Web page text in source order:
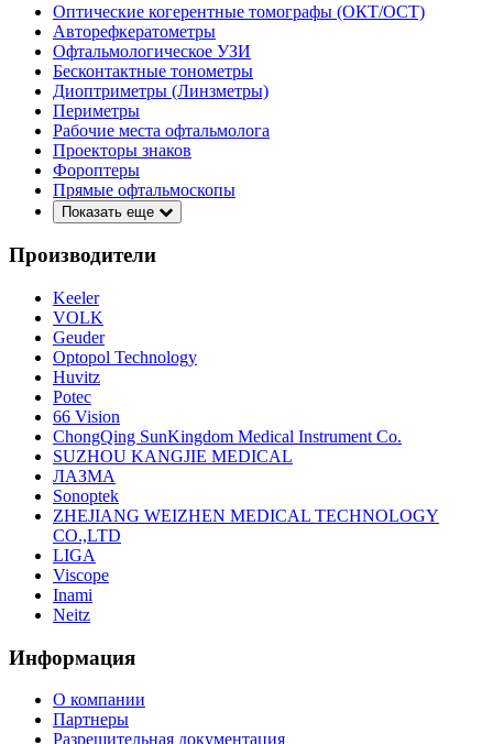
Оптические когерентные томографы (ОКТ/ОСТ)
Авторефкератометры
Офтальмологическое УЗИ
Бесконтактные тонометры
Диоптриметры (Линзметры)
Периметры
Рабочие места офтальмолога
Проекторы знаков
Фороптеры
Прямые офтальмоскопы
Показать еще
Производители
Keeler
VOLK
Geuder
Optopol Technology
Huvitz
Potec
66 Vision
ChongQing SunKingdom Medical Instrument Co.
SUZHOU KANGJIE MEDICAL
ЛАЗМА
Sonoptek
ZHEJIANG WEIZHEN MEDICAL TECHNOLOGY
CO.,LTD
LIGA
Viscope
Inami
Neitz
Информация
О компании
Партнеры
Разрешительная документация